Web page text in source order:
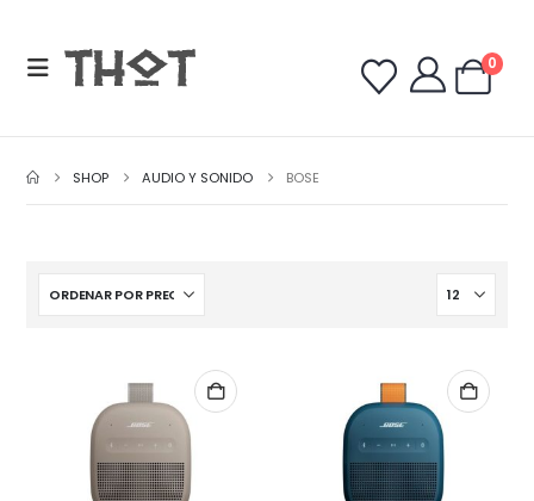
0
SHOP AUDIO Y SONIDO BOSE